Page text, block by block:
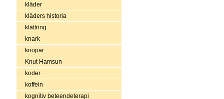
kläder
kläders historia
klättring
knark
knopar
Knut Hamsun
koder
koffein
kognitiv beteendeterapi